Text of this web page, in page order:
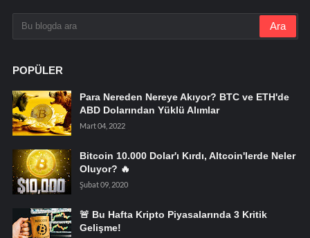
POPÜLER
Para Nereden Nereye Akıyor? BTC ve ETH'de
ABD Dolarından Yüklü Alımlar
Mart 04, 2022
Bitcoin 10.000 Dolar'ı Kırdı, Altcoin'lerde Neler
Oluyor? 🔥
Şubat 09, 2020
🚨 Bu Hafta Kripto Piyasalarında 3 Kritik
Gelişme!